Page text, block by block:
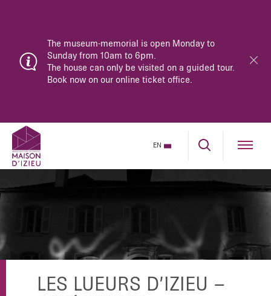
The museum-memorial is open Monday to
Sunday from 10am to 6pm.
The house can only be visited on a guided tour.
Book now on our online ticket office.
EN
LES LUEURS D’IZIEU –